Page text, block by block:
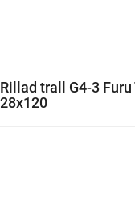
Rillad trall G4-3
28x120